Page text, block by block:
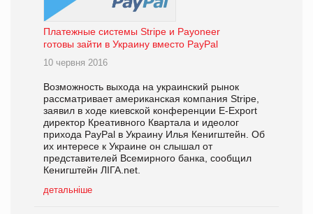
Платежные системы Stripe и Payoneer
готовы зайти в Украину вместо PayPal
10 червня 2016
Возможность выхода на украинский рынок
рассматривает американская компания Stripe,
заявил в ходе киевской конференции E-Export
директор Креативного Квартала и идеолог
прихода PayPal в Украину Илья Кенигштейн. Об
их интересе к Украине он слышал от
представителей Всемирного банка, сообщил
Кенигштейн ЛІГА.net.
детальніше